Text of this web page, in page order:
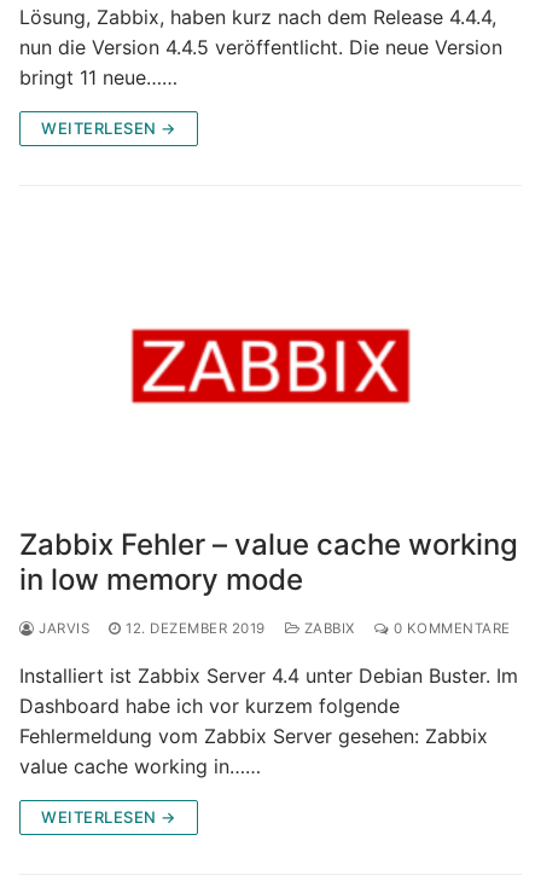
Lösung, Zabbix, haben kurz nach dem Release 4.4.4,
nun die Version 4.4.5 veröffentlicht. Die neue Version
bringt 11 neue……
WEITERLESEN →
Zabbix Fehler – value cache working
in low memory mode
JARVIS 12. DEZEMBER 2019 ZABBIX 0 KOMMENTARE
Installiert ist Zabbix Server 4.4 unter Debian Buster. Im
Dashboard habe ich vor kurzem folgende
Fehlermeldung vom Zabbix Server gesehen: Zabbix
value cache working in……
WEITERLESEN →